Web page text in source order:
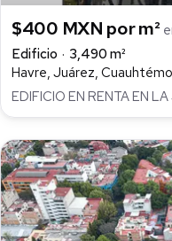
$400 MXN por m²
Edificio
3,490 m²
Havre, Juárez,
EDIFICIO EN RENTA EN